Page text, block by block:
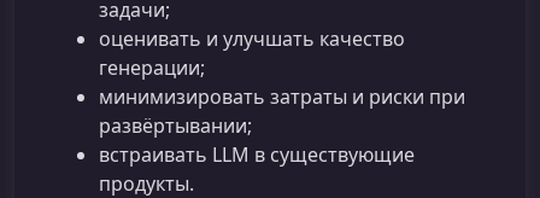
задачи;
оценивать и улучшать качество
генерации;
минимизировать затраты и риски при
развёртывании;
встраивать LLM в существующие
продукты.